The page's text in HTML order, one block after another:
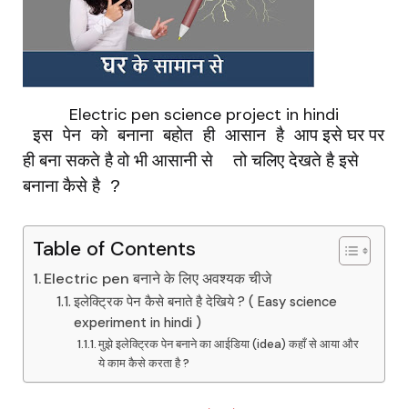
Electric pen science project in hindi
इस पेन को बनाना बहोत ही आसान है आप इसे घर पर
ही बना सकते है वो भी आसानी से तो चलिए देखते है इसे
बनाना कैसे है?
Table of Contents
Electric pen बनाने के लिए अवश्यक चीजे
इलेक्ट्रिक पेन कैसे बनाते है देखिये ? ( Easy science
experiment in hindi )
मुझे इलेक्ट्रिक पेन बनाने का आईडिया (idea) कहाँ से आया और
ये काम कैसे करता है ?